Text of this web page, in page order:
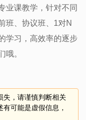
业课教学，针对不同
班、协议班、1对N
学习，高效率的逐步
哦。
失，请谨慎判断相关
可能是虚假信息，